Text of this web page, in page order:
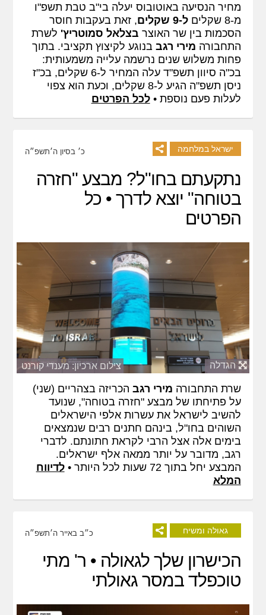
מחיר הנסיעה באוטובוס יעלה בי"ב טבת תשפ"ו
מ-8 שקלים
ל-9 שקלים
, זאת בעקבות חוסר
הסכמות בין שר האוצר בצלאל סמוטריץ' לשרת
התחבורה מירי רגב בנוגע לקיצוץ תקציבי. בתוך
פחות משלוש שנים נרשמה עלייה משמעותית:
בכ"ה סיוון תשפ"ד עלה המחיר ל-6 שקלים, בכ"ז
ניסן תשפ"ה הגיע ל-8 שקלים, וכעת הוא צפוי
לעלות פעם נוספת •לכל הפרטים
ישראל במלחמה כ׳ בסיון ה׳תשפ״ה
נתקעתם בחו"ל? מבצע "חזרה
בטוחה" יוצא לדרך • כל
הפרטים
צילום ארכיון: מענדי קורנט הגדלה
שרת התחבורה מירי רגב הכריזה בצהריים (שני)
על פתיחתו של מבצע "חזרה בטוחה", שנועד
להשיב לישראל את עשרות אלפי הישראלים
השוהים בחו"ל, בינהם חתנים רבים שנמצאים
בימים אלה אצל הרבי לקראת חתונתם. לדברי
רגב, מדובר על יותר ממאה אלף ישראלים.
המבצע יחל בתוך 72 שעות לכל היותר •
לדיווח
המלא
גאולה ומשיח כ״ב באייר ה׳תשפ״ה
הכישרון שלך לגאולה • ר' מתי
טוכפלד במסר גאולתי